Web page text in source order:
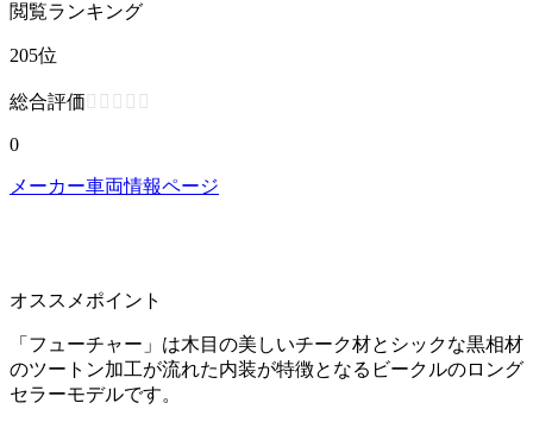
閲覧ランキング
205位
総合評価
0
メーカー車両情報ページ
オススメポイント
「フューチャー」 は木目の美しいチーク材とシックな黒相材
のツートン加工が流れた内装が特徴となるビークルのロング
セラーモデルです。